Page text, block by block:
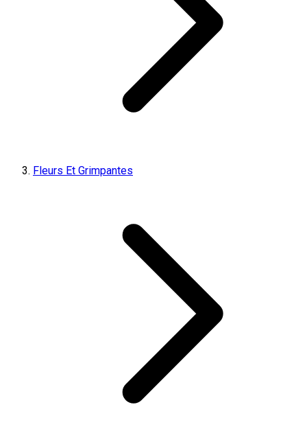
Fleurs Et Grimpantes